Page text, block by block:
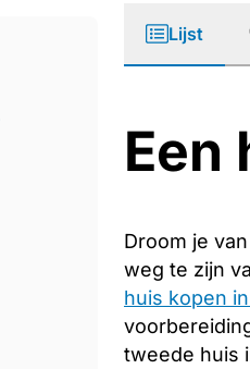
Lijst
Een
Droom je
weg te zijn
huis kopen
tweede huis